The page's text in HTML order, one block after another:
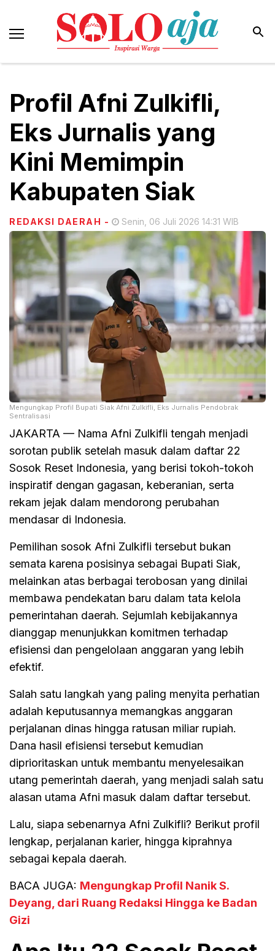
Profil Afni Zulkifli,
Eks Jurnalis yang
Kini Memimpin
Kabupaten Siak
REDAKSI DAERAH - Senin, 06 Juli 2026 14:31 WIB
Mengungkap Profil Bupati Siak Afni Zulkifli, Eks Jurnalis Pendobrak
Sentralisasi
JAKARTA — Nama Afni Zulkifli tengah menjadi
sorotan publik setelah masuk dalam daftar 22
Sosok Reset Indonesia, yang berisi tokoh-tokoh
inspiratif dengan gagasan, keberanian, serta
rekam jejak dalam mendorong perubahan
mendasar di Indonesia.
Pemilihan sosok Afni Zulkifli tersebut bukan
semata karena posisinya sebagai Bupati Siak,
melainkan atas berbagai terobosan yang dinilai
membawa pendekatan baru dalam tata kelola
pemerintahan daerah. Sejumlah kebijakannya
dianggap menunjukkan komitmen terhadap
efisiensi dan pengelolaan anggaran yang lebih
efektif.
Salah satu langkah yang paling menyita perhatian
adalah keputusannya memangkas anggaran
perjalanan dinas hingga ratusan miliar rupiah.
Dana hasil efisiensi tersebut kemudian
diprioritaskan untuk membantu menyelesaikan
utang pemerintah daerah, yang menjadi salah satu
alasan utama Afni masuk dalam daftar tersebut.
Lalu, siapa sebenarnya Afni Zulkifli? Berikut profil
lengkap, perjalanan karier, hingga kiprahnya
sebagai kepala daerah.
BACA JUGA: Mengungkap Profil Nanik S.
Deyang, dari Ruang Redaksi Hingga ke Badan
Gizi